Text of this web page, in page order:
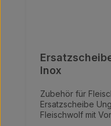
Inox
Zubehör für
Ersatzscheibe
Fleischwolf mit